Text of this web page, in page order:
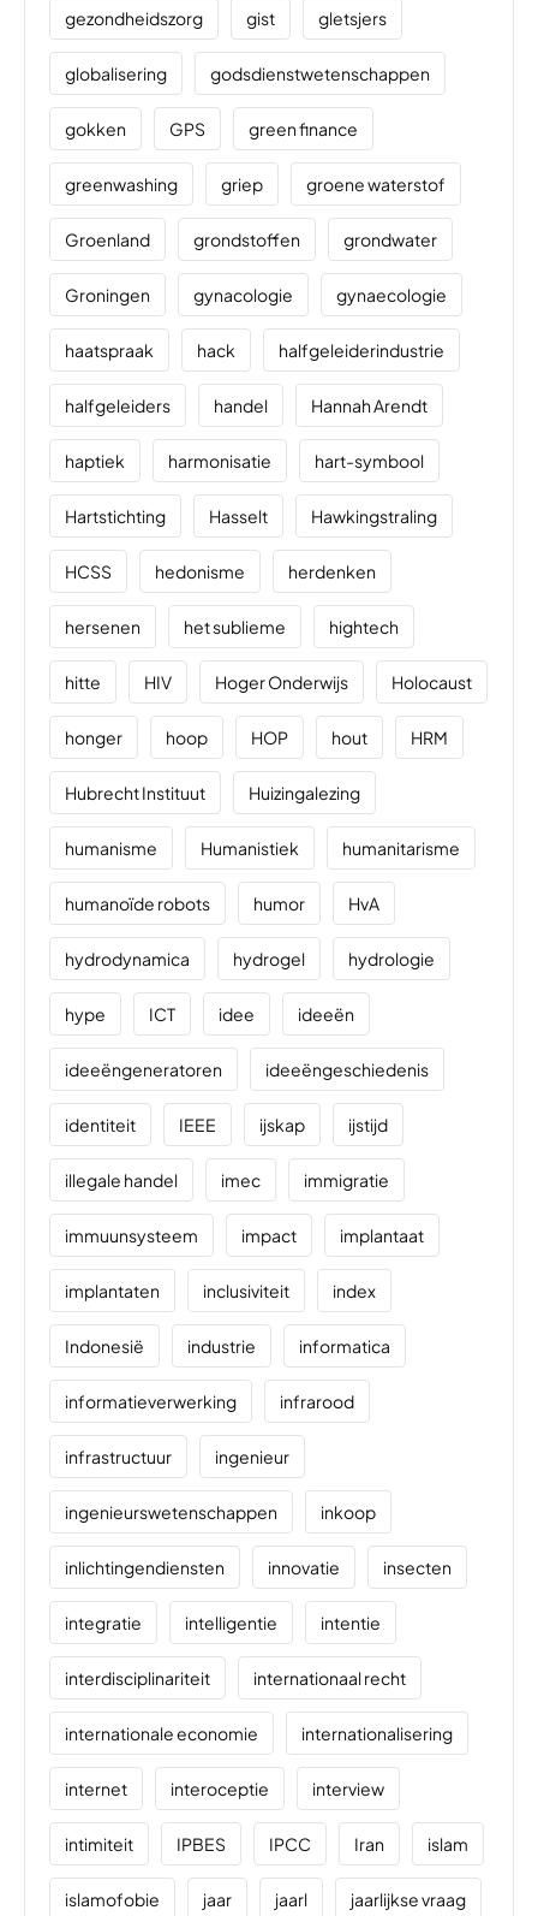
gezondheidszorg gist gletsjers
globalisering godsdienstwetenschappen
gokken GPS green finance
greenwashing griep groene waterstof
Groenland grondstoffen grondwater
Groningen gynacologie gynaecologie
haatspraak hack halfgeleiderindustrie
halfgeleiders handel Hannah Arendt
haptiek harmonisatie hart-symbool
Hartstichting Hasselt Hawkingstraling
HCSS hedonisme herdenken
hersenen het sublieme hightech
hitte HIV Hoger Onderwijs Holocaust
honger hoop HOP hout HRM
Hubrecht Instituut Huizingalezing
humanisme Humanistiek humanitarisme
humanoïde robots humor HvA
hydrodynamica hydrogel hydrologie
hype ICT idee ideeën
ideeëngeneratoren ideeëngeschiedenis
identiteit IEEE ijskap ijstijd
illegale handel imec immigratie
immuunsysteem impact implantaat
implantaten inclusiviteit index
Indonesië industrie informatica
informatieverwerking infrarood
infrastructuur ingenieur
ingenieurswetenschappen inkoop
inlichtingendiensten innovatie insecten
integratie intelligentie intentie
interdisciplinariteit internationaal recht
internationale economie internationalisering
internet interoceptie interview
intimiteit IPBES IPCC Iran islam
islamofobie jaar jaarl jaarlijkse vraag